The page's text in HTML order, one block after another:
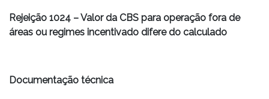
Rejeição 1024 – Valor da CBS para operação fora de
áreas ou regimes incentivado difere do calculado
Documentação técnica